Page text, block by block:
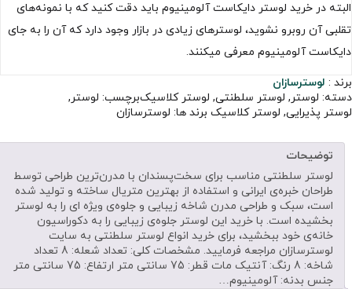
البته در خرید لوستر دایکاست آلومینیوم باید دقت کنید که با نمونه‌های
تقلبی آن روبرو نشوید، لوسترهای زیادی در بازار وجود دارد که آن را به جای
دایکاست آلومینیوم معرفی میکنند.
برند : لوسترسازان
دسته: لوستر, لوستر سلطنتی, لوستر کلاسیکبرچسب: لوستر,
لوستر پذیرایی, لوستر کلاسیک برند ها: لوسترسازان
توضیحات
لوستر سلطنتی مناسب برای سخت‌پسندان با مدرن‌ترین طراحی توسط
طراحان خبره‌ی ایرانی و استفاده از بهترین متریال ساخته و تولید شده
است، سبک و طراحی مدرن شاخه زیبایی و جلوه‌ی ویژه ای را به لوستر
بخشیده است. با خرید این لوستر جلوه‌ی زیبایی را به دکوراسیون
خانه‌ی خود ببخشید، برای خرید انواع لوستر سلطنتی به سایت
لوسترسازان مراجعه فرمایید. مشخصات کلی: تعداد شعله: 8 تعداد
شاخه: 8 رنگ: آنتیک مات قطر: 75 سانتی متر ارتفاع: 75 سانتی متر
جنس بدنه: آلومینیوم…